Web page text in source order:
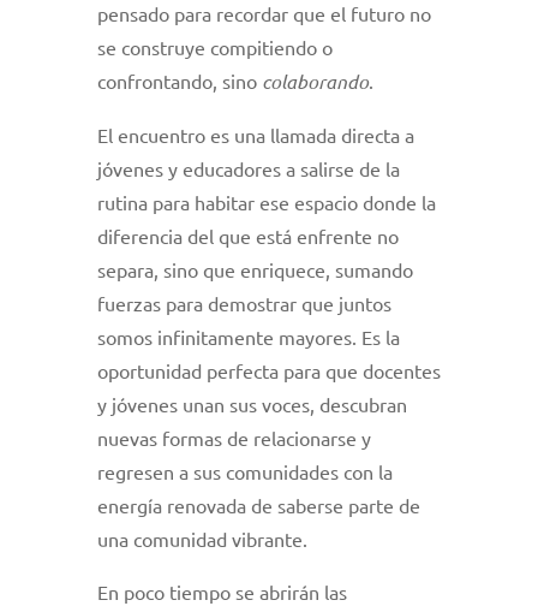
pensado para recordar que el futuro no
se construye compitiendo o
confrontando, sino colaborando.
El encuentro es una llamada directa a
jóvenes y educadores a salirse de la
rutina para habitar ese espacio donde la
diferencia del que está enfrente no
separa, sino que enriquece, sumando
fuerzas para demostrar que juntos
somos infinitamente mayores. Es la
oportunidad perfecta para que docentes
y jóvenes unan sus voces, descubran
nuevas formas de relacionarse y
regresen a sus comunidades con la
energía renovada de saberse parte de
una comunidad vibrante.
En poco tiempo se abrirán las